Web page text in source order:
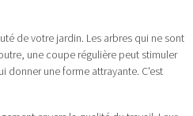
de votre jardin. Les arbres qui ne sont
une coupe régulière peut stimuler
donner une forme attrayante. C'est